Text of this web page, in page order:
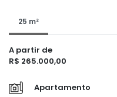
25 m²
A partir de
R$ 265.000,00
Apartamento